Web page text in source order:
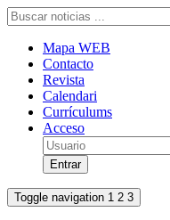
Mapa WEB
Contacto
Revista
Calendari
Currículums
Acceso
Toggle navigation 1 2 3